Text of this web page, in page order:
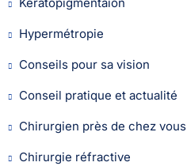
Hypermétropie
Conseils pour sa vision
Conseil pratique et actualité
Chirurgien près de chez vous
Chirurgie réfractive